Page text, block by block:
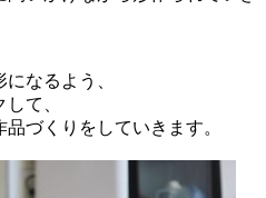
なるよう、
て、
づくりをしていきます。